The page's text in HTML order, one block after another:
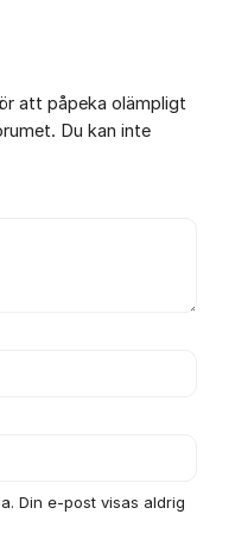
att påpeka olämpligt
Du kan inte
Din e-post visas aldrig